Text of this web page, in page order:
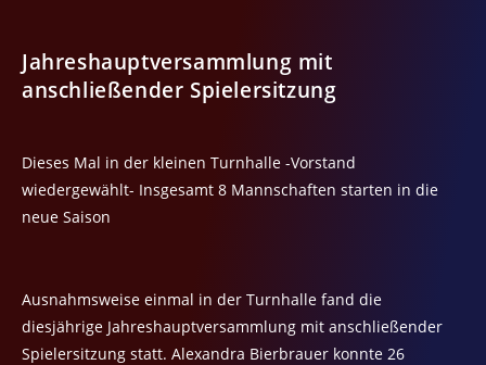
Jahreshauptversammlung mit
anschließender Spielersitzung
Dieses Mal in der kleinen Turnhalle -Vorstand
wiedergewählt- Insgesamt 8 Mannschaften starten in die
neue Saison
Ausnahmsweise einmal in der Turnhalle fand die
diesjährige Jahreshauptversammlung mit anschließender
Spielersitzung statt. Alexandra Bierbrauer konnte 26